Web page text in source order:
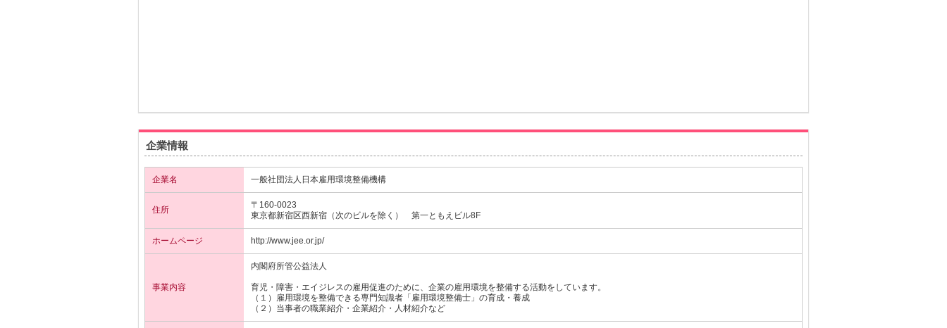
企業情報
企業名 一般社団法人日本雇用環境整備機構
住所
〒160-0023
東京都新宿区西新宿（次のビルを除く） 第一ともえビル8F
ホームページ http://www.jee.or.jp/
事業内容
内閣府所管公益法人
育児・障害・エイジレスの雇用促進のために、企業の雇用環境を整備する活動をしています。
（１）雇用環境を整備できる専門知識者「雇用環境整備士」の育成・養成
（２）当事者の職業紹介・企業紹介・人材紹介など